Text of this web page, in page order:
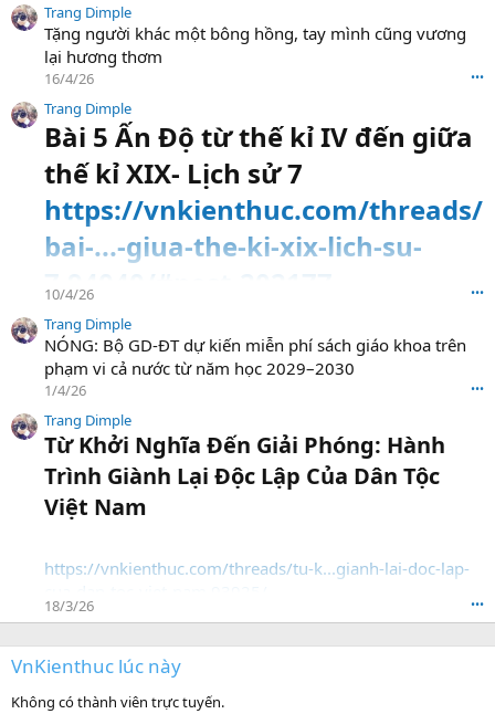
Trang Dimple
Tặng người khác một bông hồng, tay mình cũng vương
lại hương thơm
16/4/26 •••
Trang Dimple
Bài 5 Ấn Độ từ thế kỉ IV đến giữa
thế kỉ XIX- Lịch sử 7
https://vnkienthuc.com/threads/
bai-...-giua-the-ki-xix-lich-su-
7.94040/#post-202177
10/4/26 •••
Trang Dimple
NÓNG: Bộ GD-ĐT dự kiến miễn phí sách giáo khoa trên
phạm vi cả nước từ năm học 2029–2030
1/4/26 •••
Trang Dimple
Từ Khởi Nghĩa Đến Giải Phóng: Hành
Trình Giành Lại Độc Lập Của Dân Tộc
Việt Nam​
https://vnkienthuc.com/threads/tu-k...gianh-lai-doc-lap-
18/3/26 •••
VnKienthuc lúc này
Không có thành viên trực tuyến.